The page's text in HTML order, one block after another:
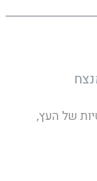
של העץ,